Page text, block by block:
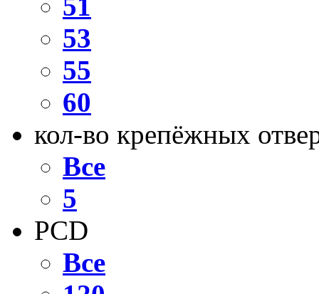
51
53
55
60
кол-во крепёжных
Все
5
PCD
Все